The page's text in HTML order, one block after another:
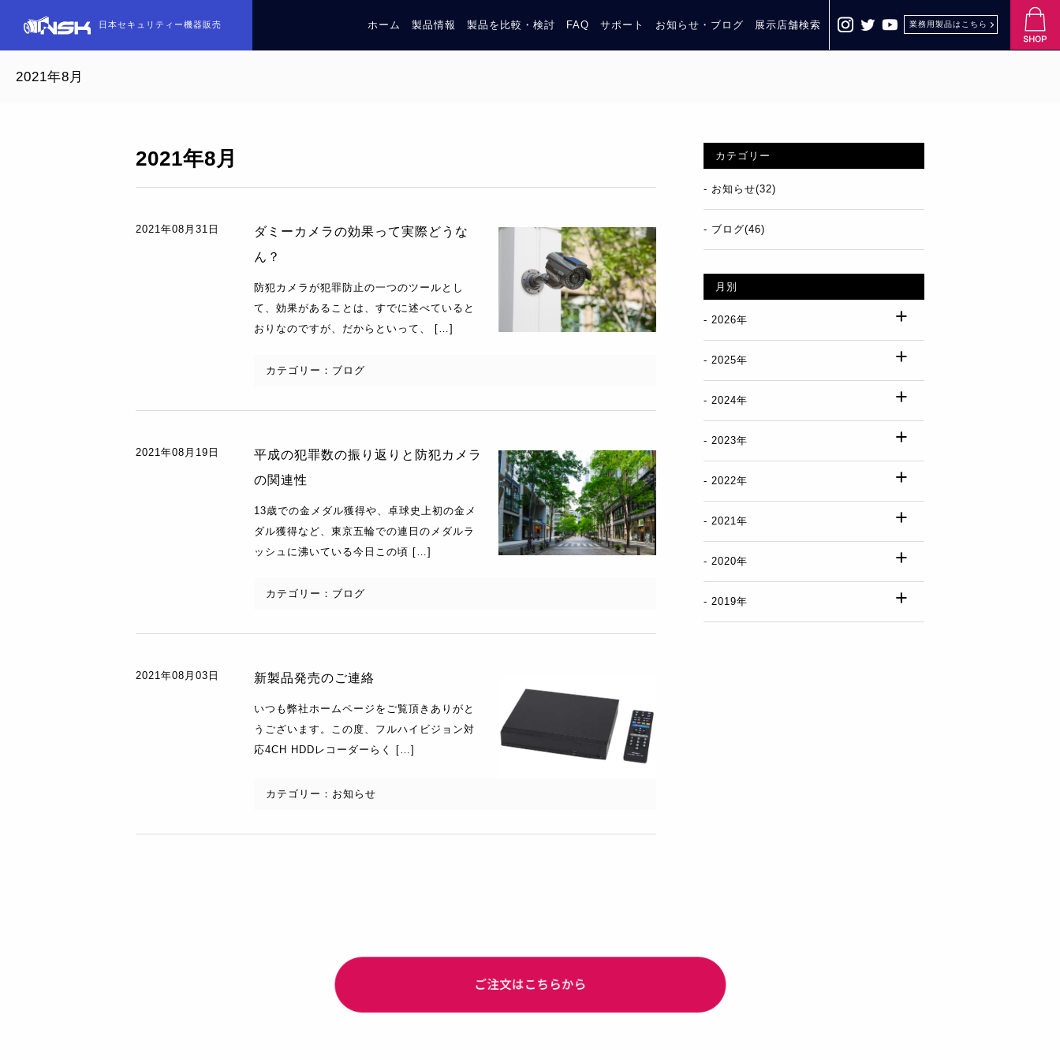
日本セキュリティー機器販売 ホーム 製品情報 製品を比較・検討 FAQ サポート お知らせ・ブログ 展示店舗検索 業務用製品はこちら
2021年8月
2021年8月
2021年08月31日
ダミーカメラの効果って実際どうな
ん？
防犯カメラが犯罪防止の一つのツールとし
て、効果があることは、すでに述べていると
おりなのですが、だからといって、 […]
カテゴリー： ブログ
2021年08月19日
平成の犯罪数の振り返りと防犯カメラ
の関連性
13歳での金メダル獲得や、卓球史上初の金メ
ダル獲得など、東京五輪での連日のメダルラ
ッシュに沸いている今日この頃 […]
カテゴリー： ブログ
2021年08月03日 新製品発売のご連絡
いつも弊社ホームページをご覧頂きありがと
うございます。この度、フルハイビジョン対
応4CH HDDレコーダーらく […]
カテゴリー： お知らせ
カテゴリー
お知らせ(32)
ブログ(46)
月別
2026年
2025年
2024年
2023年
2022年
2021年
2020年
2019年